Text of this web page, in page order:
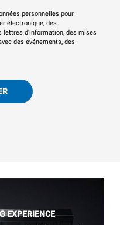
personnelles pour
électronique, des
lettres d'information, des mises
des événements, des
EXPERIENCE